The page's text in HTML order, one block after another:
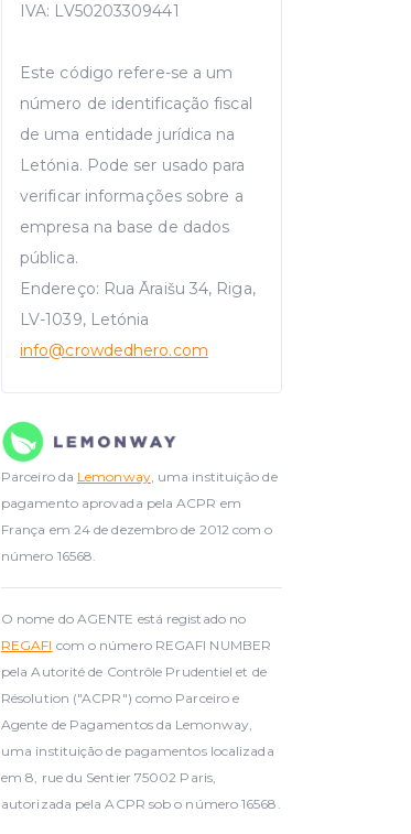
IVA: LV50203309441
Este código refere-se a um
número de identificação fiscal
de uma entidade jurídica na
Letónia. Pode ser usado para
verificar informações sobre a
empresa na base de dados
pública.
Endereço: Rua Āraišu 34, Riga,
LV-1039, Letónia
info@crowdedhero.com
Parceiro da Lemonway, uma instituição de
pagamento aprovada pela ACPR em
França em 24 de dezembro de 2012 com o
número 16568.
O nome do AGENTE está registado no
REGAFI com o número REGAFI NUMBER
pela Autorité de Contrôle Prudentiel et de
Résolution ("ACPR") como Parceiro e
Agente de Pagamentos da Lemonway,
uma instituição de pagamentos localizada
em 8, rue du Sentier 75002 Paris,
autorizada pela ACPR sob o número 16568.